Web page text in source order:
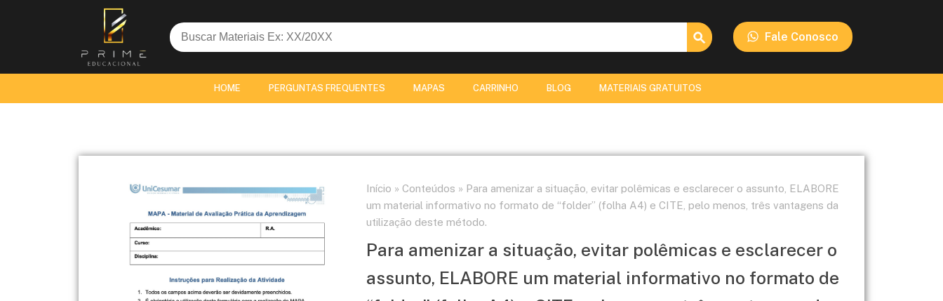
Search
for:
Search Button
Fale Conosco
HOME PERGUNTAS FREQUENTES MAPAS CARRINHO BLOG MATERIAIS GRATUITOS
Início » Conteúdos » Para amenizar a situação, evitar polêmicas e esclarecer o assunto, ELABORE
um material informativo no formato de “folder” (folha A4) e CITE, pelo menos, três vantagens da
utilização deste método.
Para amenizar a situação, evitar polêmicas e esclarecer o
assunto, ELABORE um material informativo no formato de